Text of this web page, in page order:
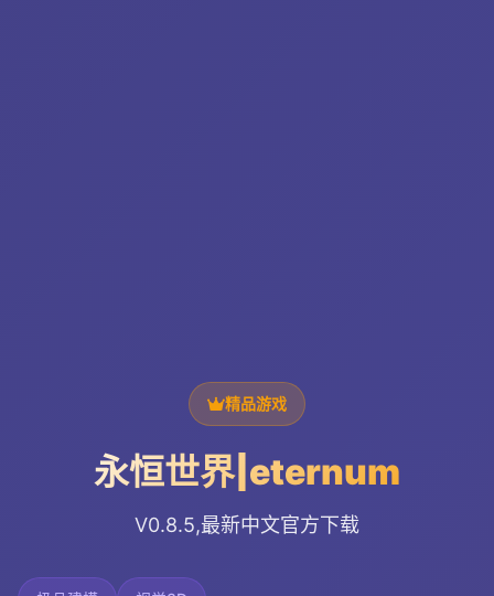
精品游戏
永恒世界|eternum
V0.8.5,最新中文官方下载